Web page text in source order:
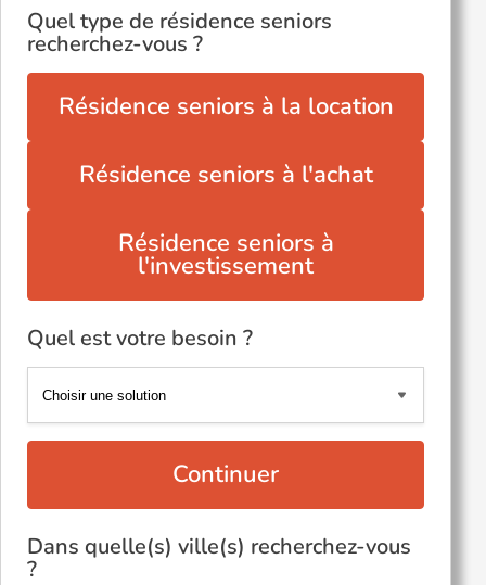
Quel type de résidence seniors
recherchez-vous ?
Résidence seniors à la location
Résidence seniors à l'achat
Résidence seniors à
l'investissement
Quel est votre besoin ?
Continuer
Dans quelle(s) ville(s) recherchez-vous
?